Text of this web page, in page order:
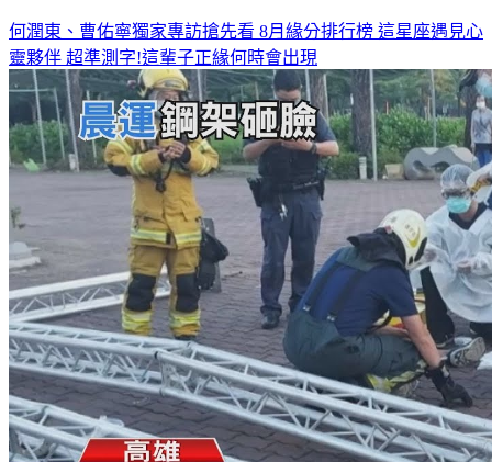
何潤東、曹佑寧獨家專訪搶先看 8月緣分排行榜 這星座遇見心
靈夥伴 超準測字!這輩子正緣何時會出現